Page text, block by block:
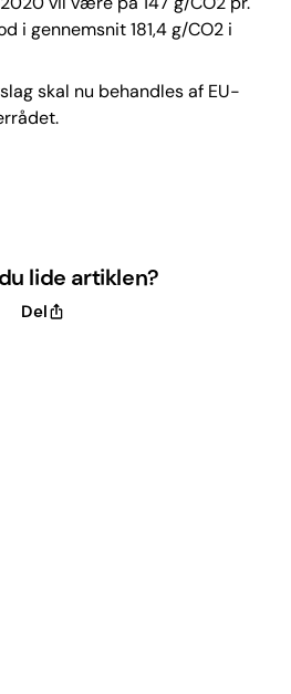
i gennemsnit 181,4 g/CO2 i
skal nu behandles af EU-
lide artiklen?
Del